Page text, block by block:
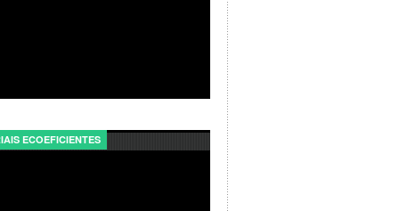
ECOEFICIENTES